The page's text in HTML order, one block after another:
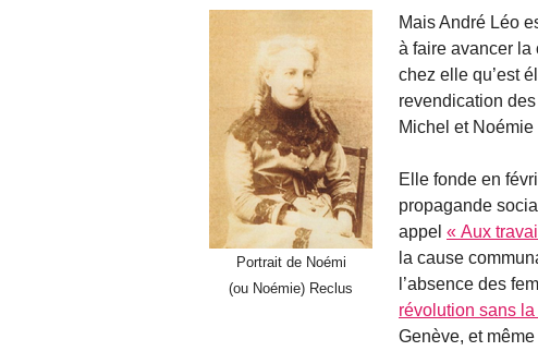
Portrait de Noémi
(ou Noémie) Reclus
Mais André Léo
à faire avancer la
chez elle qu’est
revendication
Michel et Noémie
Elle fonde en
propagande
appel « Aux
la cause
l’absence des
révolution sans
Genève, et